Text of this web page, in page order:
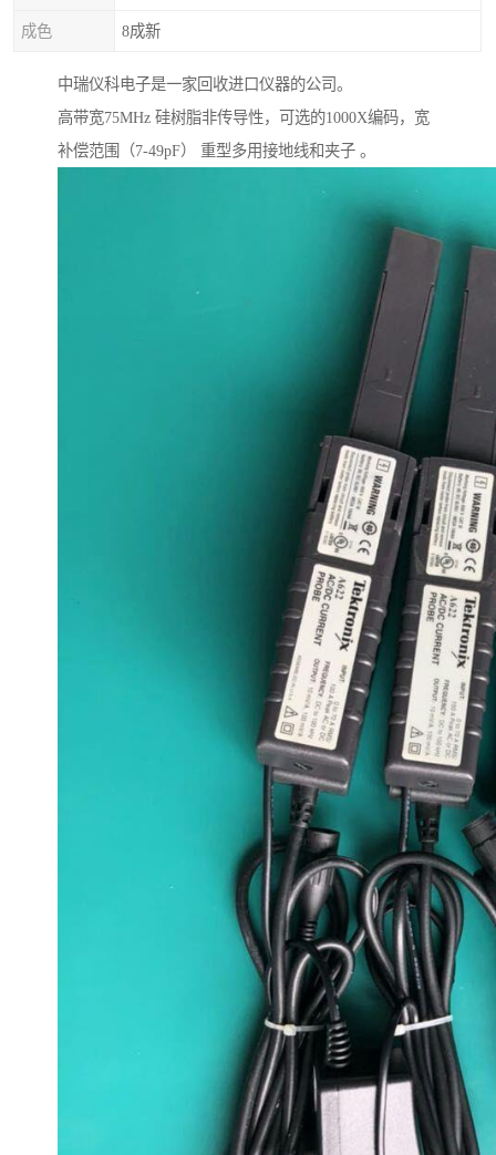
成色 8成新
中瑞仪科电子是一家回收进口仪器的公司。
高带宽75MHz 硅树脂非传导性，可选的1000X编码，宽
补偿范围（7-49pF） 重型多用接地线和夹子 。